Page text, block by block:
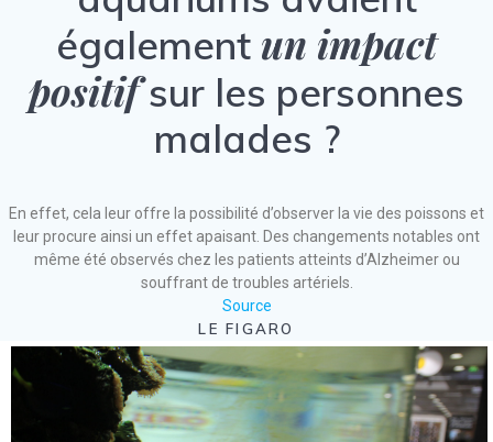
également un impact
positifsur les personnes
malades ?
En effet, cela leur offre la possibilité d’observer la vie des poissons et
leur procure ainsi un effet apaisant. Des changements notables ont
même été observés chez les patients atteints d’Alzheimer ou
souffrant de troubles artériels.
Source
LE FIGARO